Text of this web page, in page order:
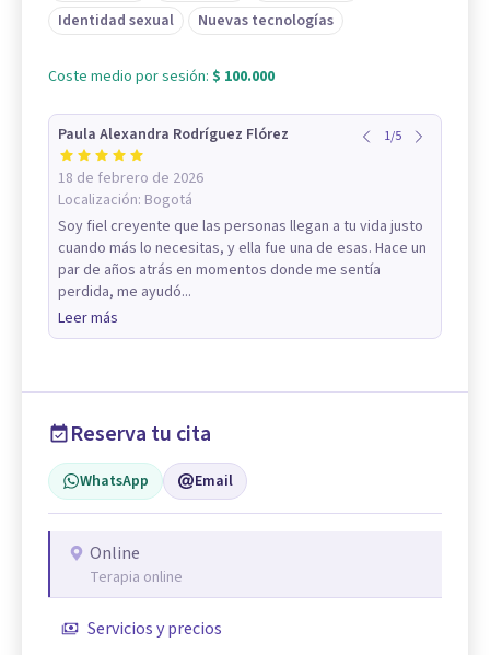
Identidad sexual
Nuevas tecnologías
Coste medio por sesión: $ 100.000
Paula Alexandra Rodríguez Flórez
18 de febrero de 2026
Localización: Bogotá
1/5
Soy fiel creyente que las personas llegan a tu vida justo
cuando más lo necesitas, y ella fue una de esas. Hace un
par de años atrás en momentos donde me sentía
perdida, me ayudó...
Leer más
Reserva tu cita
WhatsApp Email
Online
Terapia online
Servicios y precios